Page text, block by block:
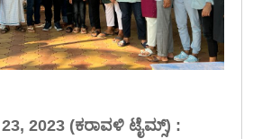
2023 (ಕರಾವಳಿ ಟೈಮ್ಸ್) :